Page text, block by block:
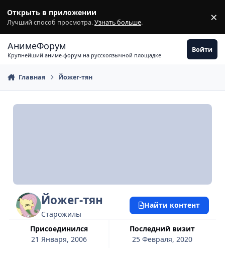
Открыть в приложении
Лучший способ просмотра.Узнать больше. ×
АнимеФорум
Крупнейший аниме-форум на русскоязычной площадке
Войти
Главная Йожег-тян
Йожег-тян
Старожилы
Присоединился
21 Января, 2006
Последний визит
25 Февраля, 2020
Найти контент